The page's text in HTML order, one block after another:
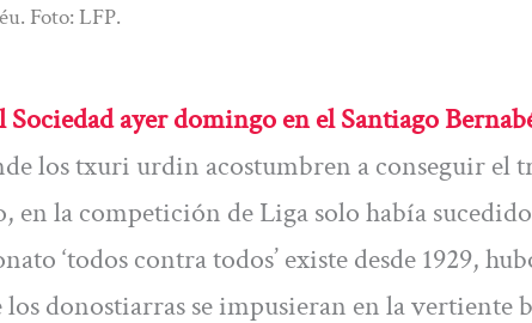
Foto: LFP.
Sociedad ayer domingo en el Santiago
los txuri urdin acostumbren a conseguir el
en la competición de Liga solo había
‘todos contra todos’ existe desde 1929,
los donostiarras se impusieran en la vertiente